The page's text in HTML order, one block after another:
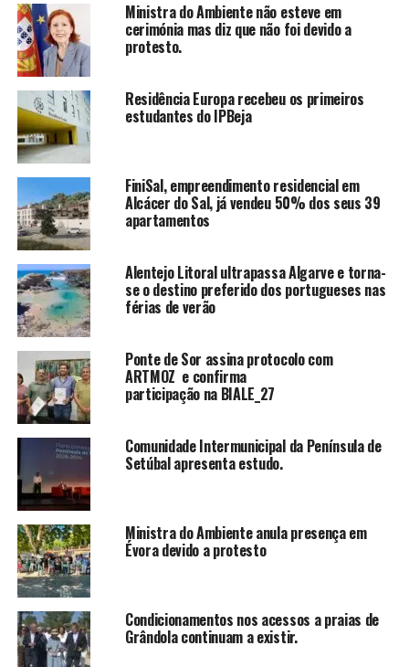
Ministra do Ambiente não esteve em
cerimónia mas diz que não foi devido a
protesto.
Residência Europa recebeu os primeiros
estudantes do IPBeja
FiniSal, empreendimento residencial em
Alcácer do Sal, já vendeu 50% dos seus 39
apartamentos
Alentejo Litoral ultrapassa Algarve e torna-
se o destino preferido dos portugueses nas
férias de verão
Ponte de Sor assina protocolo com
ARTMOZ e confirma
participação na BIALE_27
Comunidade Intermunicipal da Península de
Setúbal apresenta estudo.
Ministra do Ambiente anula presença em
Évora devido a protesto
Condicionamentos nos acessos a praias de
Grândola continuam a existir.